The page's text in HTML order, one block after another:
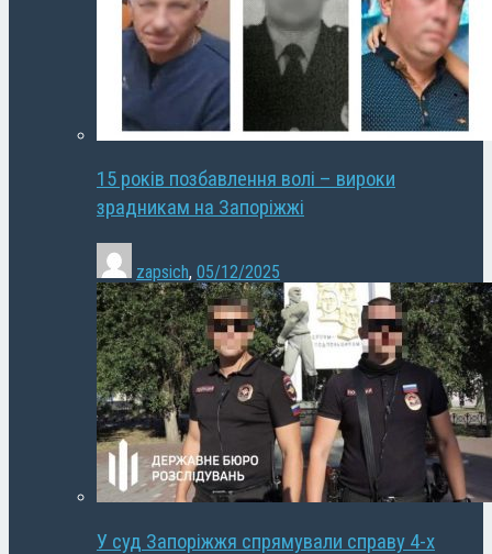
15 років позбавлення волі – вироки
зрадникам на Запоріжжі
zapsich, 05/12/2025
У суд Запоріжжя спрямували справу 4-х